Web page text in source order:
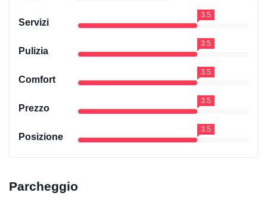
Servizi
3.5
Pulizia
3.5
Comfort
3.5
Prezzo
3.5
Posizione
3.5
Parcheggio